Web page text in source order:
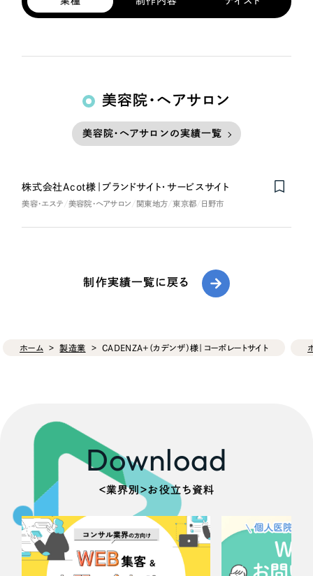
美容院・ヘアサロン
美容院・ヘアサロンの実績一覧
株式会社Acot様｜ブランドサイト・サービスサイト
美容・エステ 美容院・ヘアサロン 関東地方 東京都 日野市
制作実績一覧に戻る
ホーム 製造業 CADENZA+（カデンザ）様｜コーポレートサイト
Download
＜業界別＞お役立ち資料